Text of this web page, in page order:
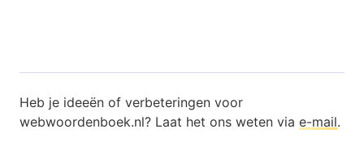
Heb je ideeën of verbeteringen voor
webwoordenboek.nl? Laat het ons weten via e-mail.